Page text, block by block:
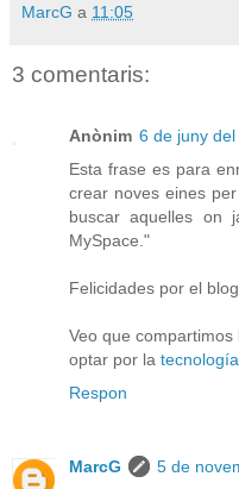
MarcG a 11:05
3 comentaris:
Anònim 6 de juny
Esta frase es para
crear noves eines
buscar aquelles on
MySpace."
Felicidades por el
Veo que
optar por la
Respon
MarcG
5 de